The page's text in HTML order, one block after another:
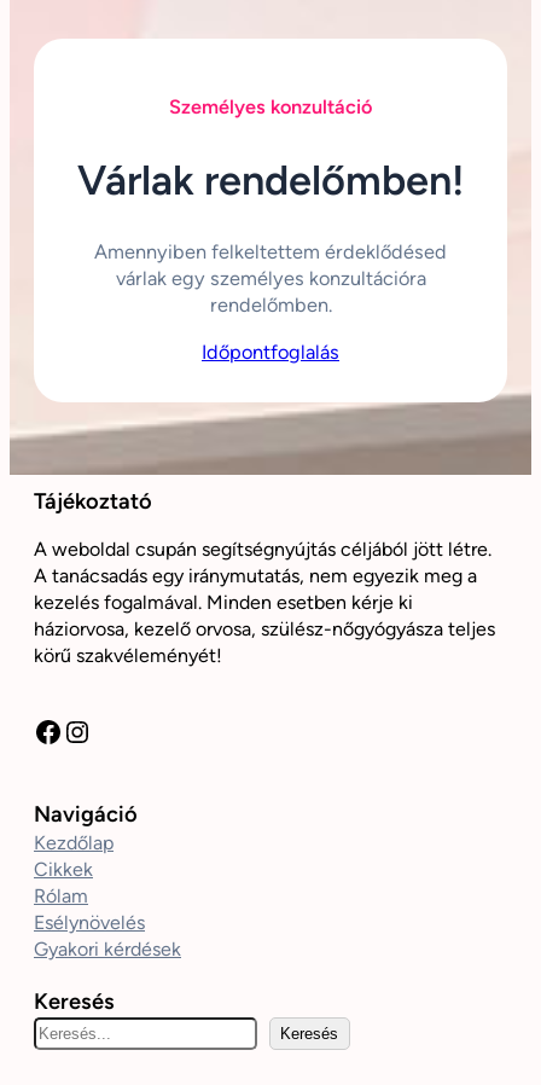
Személyes konzultáció
Várlak rendelőmben!
Amennyiben felkeltettem érdeklődésed
várlak egy személyes konzultációra
rendelőmben.
Időpontfoglalás
Tájékoztató
A weboldal csupán segítségnyújtás céljából jött létre.
A tanácsadás egy iránymutatás, nem egyezik meg a
kezelés fogalmával. Minden esetben kérje ki
háziorvosa, kezelő orvosa, szülész-nőgyógyásza teljes
körű szakvéleményét!
Facebook Instagram
Navigáció
Kezdőlap
Cikkek
Rólam
Esélynövelés
Gyakori kérdések
Keresés
K
e
Keresés